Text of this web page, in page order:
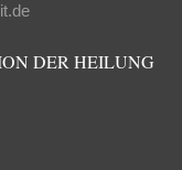
DER HEILUNG